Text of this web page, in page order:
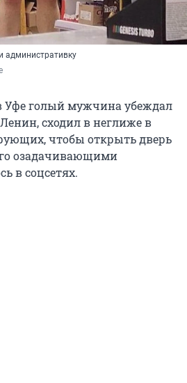
административку
Уфе голый мужчина убеждал
сходил в неглиже в
чтобы открыть дверь
озадачивающими
в соцсетях.